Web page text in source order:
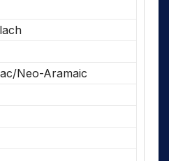
Neo-Aramaic